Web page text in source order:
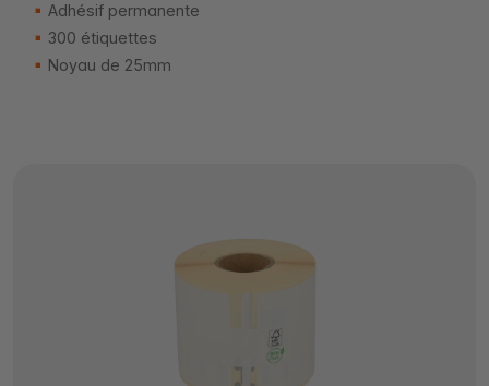
Adhésif permanente
300 étiquettes
Noyau de 25mm